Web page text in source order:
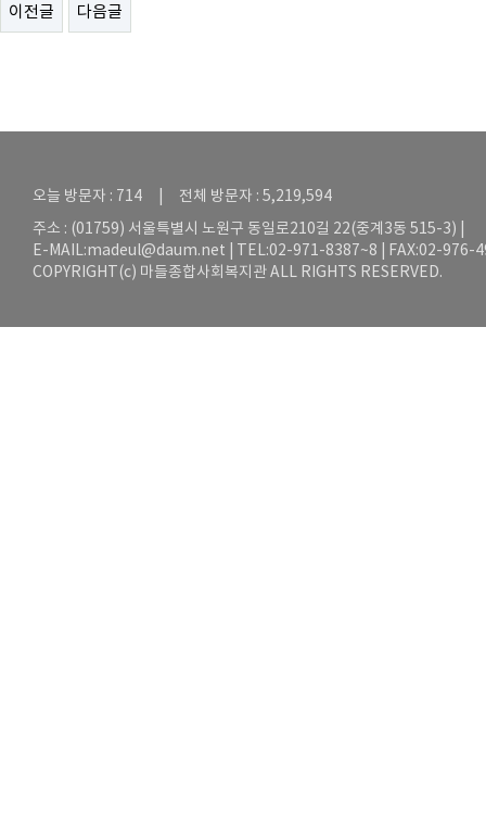
이전글 다음글
오늘 방문자 : 714 | 전체 방문자 : 5,219,594
주소 : (01759) 서울특별시 노원구 동일로210길 22(중계3동 515-3) |
E-MAIL:madeul@daum.net | TEL:02-971-8387~8 | FAX:02-976-
COPYRIGHT(c) 마들종합사회복지관 ALL RIGHTS RESERVED.